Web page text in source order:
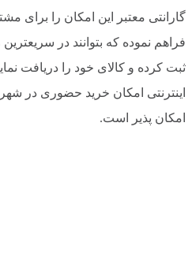
گارانتی معتبر این امکان را برای
فراهم نموده که بتوانند در
ثبت کرده و کالای خود را دریافت
اینترنتی امکان خرید حضوری در
امکان پذیر است.